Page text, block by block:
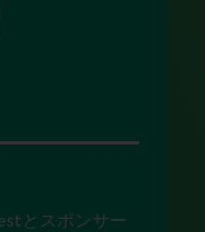
とスポンサー